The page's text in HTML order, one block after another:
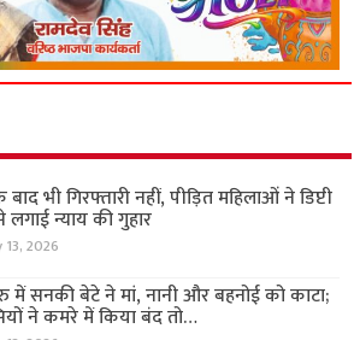
भी गिरफ्तारी नहीं, पीड़ित महिलाओं ने डिप्टी
लगाई न्याय की गुहार
13, 2026
सनकी बेटे ने मां, नानी और बहनोई को काटा;
ने कमरे में किया बंद तो…